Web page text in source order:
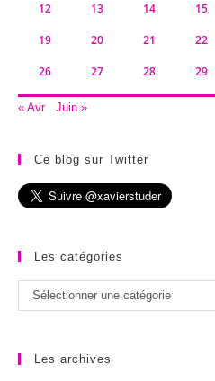
12 13 14 15
19 20 21 22
26 27 28 29
« Avr Juin »
Ce blog sur Twitter
Les catégories
Les
catégories
Sélectionner une catégorie
Les archives